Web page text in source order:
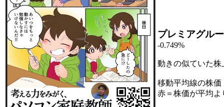
プレミアグル
-0.749%
動きの似ていた
移動平均線の株価
赤＝株価が平均